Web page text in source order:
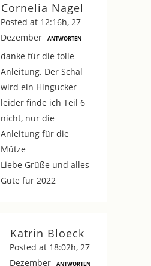
Cornelia Nagel
Posted at 12:16h, 27
Dezember
ANTWORTEN
danke für die tolle
Anleitung. Der Schal
wird ein Hingucker
leider finde ich Teil 6
nicht, nur die
Anleitung für die
Mütze
Liebe Grüße und alles
Gute für 2022
Katrin Bloeck
Posted at 18:02h, 27
Dezember
ANTWORTEN